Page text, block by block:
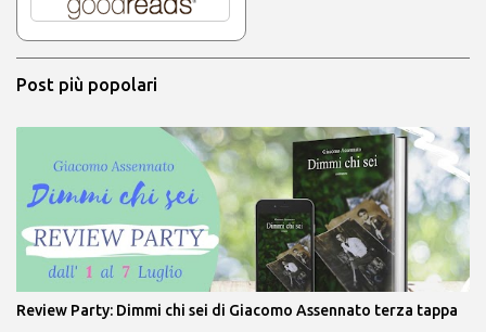
Post più popolari
Review Party: Dimmi chi sei di Giacomo Assennato terza tappa